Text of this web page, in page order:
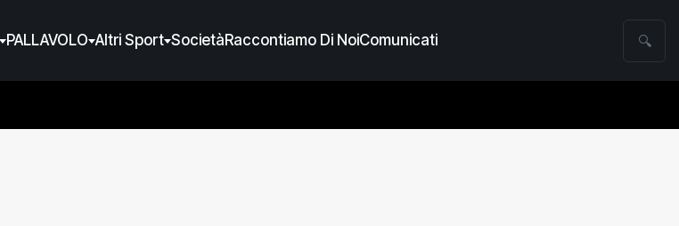
PALLAVOLO Altri Sport SocietàRaccontiamo Di NoiComunicati 🔍